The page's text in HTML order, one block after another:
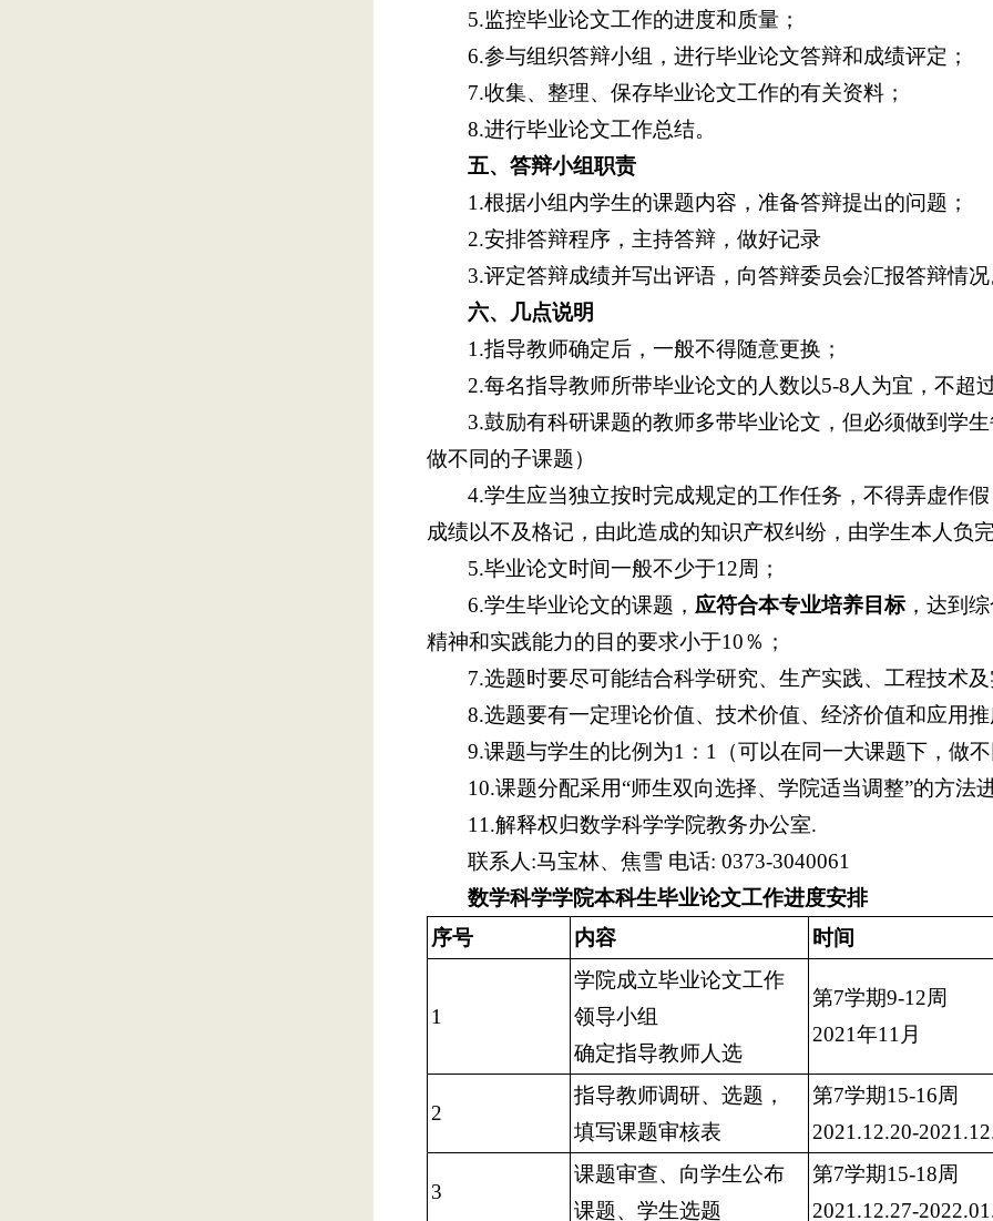
5.监控毕业论文工作的进度和质量；
6.参与组织答辩小组，进行毕业论文答辩和成绩评定；
7.收集、整理、保存毕业论文工作的有关资料；
8.进行毕业论文工作总结。
五、答辩小组职责
1.根据小组内学生的课题内容，准备答辩提出的问题；
2.安排答辩程序，主持答辩，做好记录
3.评定答辩成绩并写出评语，向答辩委员会汇报答辩情
六、几点说明
1.指导教师确定后，一般不得随意更换；
2.每名指导教师所带毕业论文的人数以5-8人为宜，不超
3.鼓励有科研课题的教师多带毕业论文，但必须做到学
做不同的子课题）
4.学生应当独立按时完成规定的工作任务，不得弄虚作
成绩以不及格记，由此造成的知识产权纠纷，由学生本人负
5.毕业论文时间一般不少于12周；
6.学生毕业论文的课题， 应符合本专业培养目标，达到
精神和实践能力的目的要求小于10％；
7.选题时要尽可能结合科学研究、生产实践、工程技术
8.选题要有一定理论价值、技术价值、经济价值和应用
9.课题与学生的比例为1：1（可以在同一大课题下，做
10.课题分配采用“师生双向选择、学院适当调整”的方法
11.解释权归数学科学学院教务办公室.
联系人:马宝林、焦雪 电话: 0373-3040061
数学科学学院本科生毕业论文工作进度安排
序号
内容 时间
1
学院成立毕业论文工作
领导小组
确定指导教师人选
第7学期9-12周
2021年11月
2
指导教师调研、选题，
填写课题审核表
第7学期15-16周
2021.12.20-
3
课题审查、向学生公布
课题、学生选题
第7学期15-18周
2021.12.27-